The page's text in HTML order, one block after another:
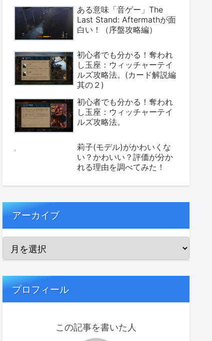
ある意味「音ゲー」The
Last Stand: Aftermathが面
白い！（序盤攻略編）
初心者でも分かる！奪われ
し玉座：ウィッチャーテイ
ルズ攻略法。(カード解説編
其の２)
初心者でも分かる！奪われ
し玉座：ウィッチャーテイ
ルズ攻略法。
莉子(モデル)がかわいくな
い？かわいい？評価が分か
れる理由を調べてみた！
アーカイブ
プロフィール
この記事を書いた人